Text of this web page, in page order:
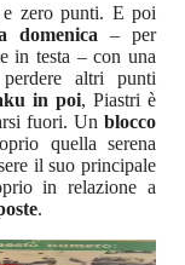
zero punti. E poi
domenica – per
in testa – con una
altri punti
in poi, Piastri è
fuori. Un blocco
quella serena
il suo principale
in relazione a
.